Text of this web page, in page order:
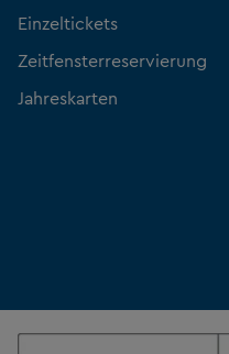
Einzeltickets
Zeitfensterreservierung
Jahreskarten